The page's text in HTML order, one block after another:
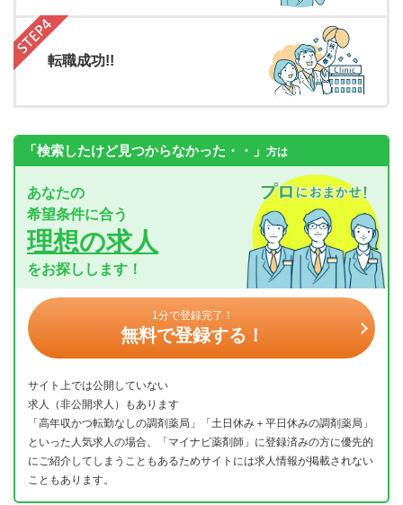
転職成功!!
「検索したけど見つからなかった・・」 方は
あなたの
希望条件に合う
理想の求人
をお探しします！
1分で登録完了！
無料で登録する！
サイト上では公開していない
求人（非公開求人）もあります
「高年収かつ転勤なしの調剤薬局」「土日休み＋平日休みの調剤薬局」
といった人気求人の場合、「マイナビ薬剤師」に登録済みの方に優先的
にご紹介してしまうこともあるためサイトには求人情報が掲載されない
こともあります。